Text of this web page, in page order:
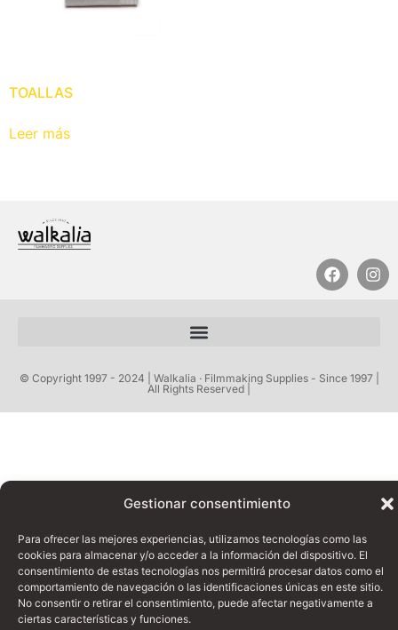
Gestionar consentimiento
Para ofrecer las mejores experiencias, utilizamos tecnologías como las
cookies para almacenar y/o acceder a la información del dispositivo. El
consentimiento de estas tecnologías nos permitirá procesar datos como el
comportamiento de navegación o las identificaciones únicas en este sitio.
No consentir o retirar el consentimiento, puede afectar negativamente a
ciertas características y funciones.
TOALLAS
Leer más
© Copyright 1997 - 2024 | Walkalia · Filmmaking Supplies - Since 1997 |
All Rights Reserved |